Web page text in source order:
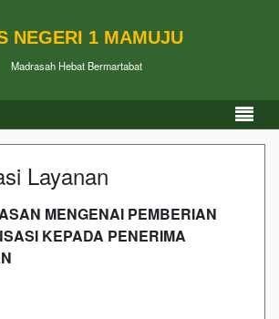
NEGERI 1 MAMUJU
Madrasah Hebat Bermartabat
Layanan
MENGENAI PEMBERIAN
KEPADA PENERIMA